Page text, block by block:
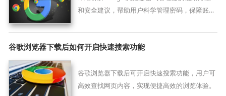
和安全建议，帮助用户科学管理密码，保障账户
谷歌浏览器下载后如何开启快速搜索功能
谷歌浏览器下载后可开启快速搜索功能，用户可
高效查找网页内容，实现便捷高效的浏览体验。